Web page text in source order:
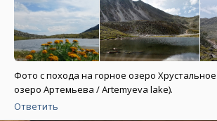
Фото с похода на горное озеро
озеро Артемьева / Artemyeva lake).
Ответить